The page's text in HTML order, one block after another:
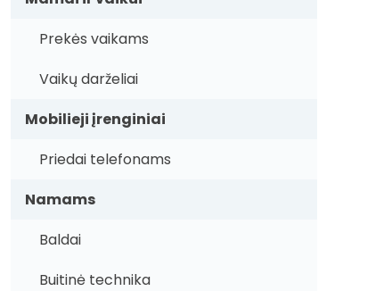
Prekės vaikams
Vaikų darželiai
Mobilieji įrenginiai
Priedai telefonams
Namams
Baldai
Buitinė technika